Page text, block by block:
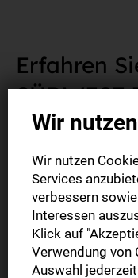
Erfahren
SÜDWEST
App für
installieren.
Zur Anleitung für
Wir
Wir nutzen
Services
verbessern
Interessen
Klick auf
Verwendung von
Auswahl